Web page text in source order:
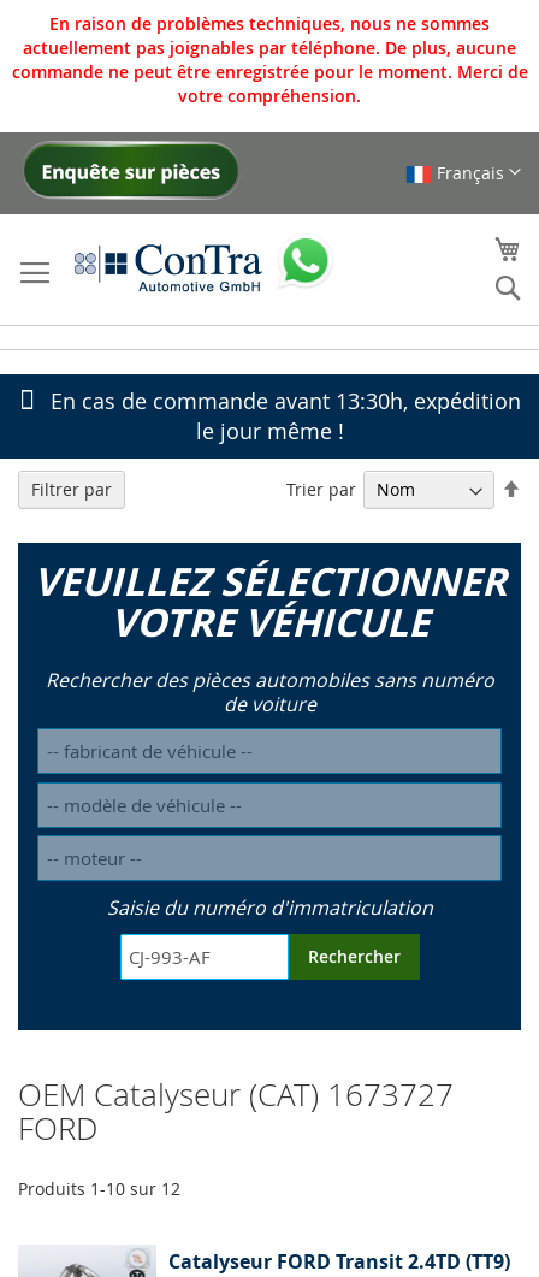
En raison de problèmes techniques, nous ne sommes
actuellement pas joignables par téléphone. De plus, aucune
commande ne peut être enregistrée pour le moment. Merci de
votre compréhension.
Allez
Français
En cas de commande avant 13:30h, expédition
le jour même !
VEUILLEZ SÉLECTIONNER
VOTRE VÉHICULE
Rechercher des pièces automobiles sans numéro
de voiture
Saisie du numéro d'immatriculation
Rechercher
OEM Catalyseur (CAT) 1673727
FORD
Produits 1-10 sur 12
Trier par
Catalyseur FORD Transit 2.4TD (TT9)
Filtrer par